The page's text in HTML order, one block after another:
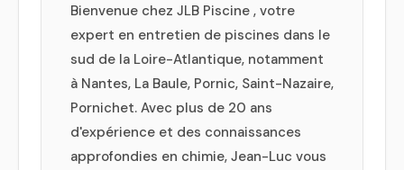
Bienvenue chez JLB Piscine , votre
expert en entretien de piscines dans le
sud de la Loire-Atlantique, notamment
à Nantes, La Baule, Pornic, Saint-Nazaire,
Pornichet. Avec plus de 20 ans
d'expérience et des connaissances
approfondies en chimie, Jean-Luc vous